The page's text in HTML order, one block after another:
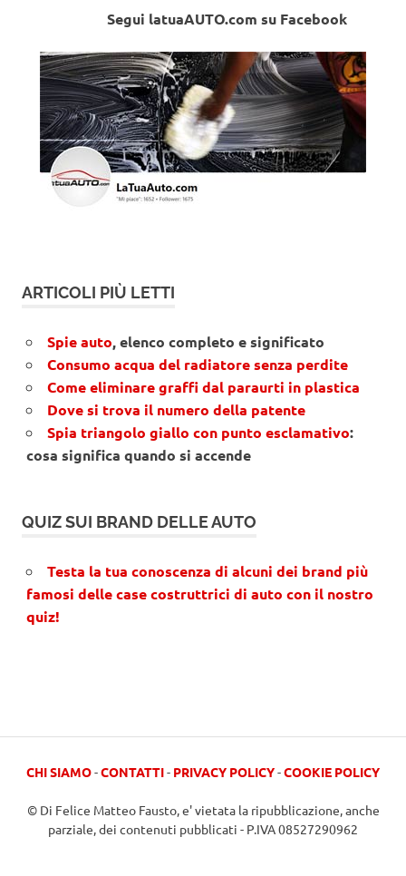
Segui latuaAUTO.com su Facebook
ARTICOLI PIÙ LETTI
Spie auto, elenco completo e significato
Consumo acqua del radiatore senza perdite
Come eliminare graffi dal paraurti in plastica
Dove si trova il numero della patente
Spia triangolo giallo con punto esclamativo:
cosa significa quando si accende
QUIZ SUI BRAND DELLE AUTO
Testa la tua conoscenza di alcuni dei brand più
famosi delle case costruttrici di auto con il nostro
quiz!
CHI SIAMO-CONTATTI- PRIVACY POLICY-COOKIE POLICY
© Di Felice Matteo Fausto, e' vietata la ripubblicazione, anche
parziale, dei contenuti pubblicati - P.IVA 08527290962